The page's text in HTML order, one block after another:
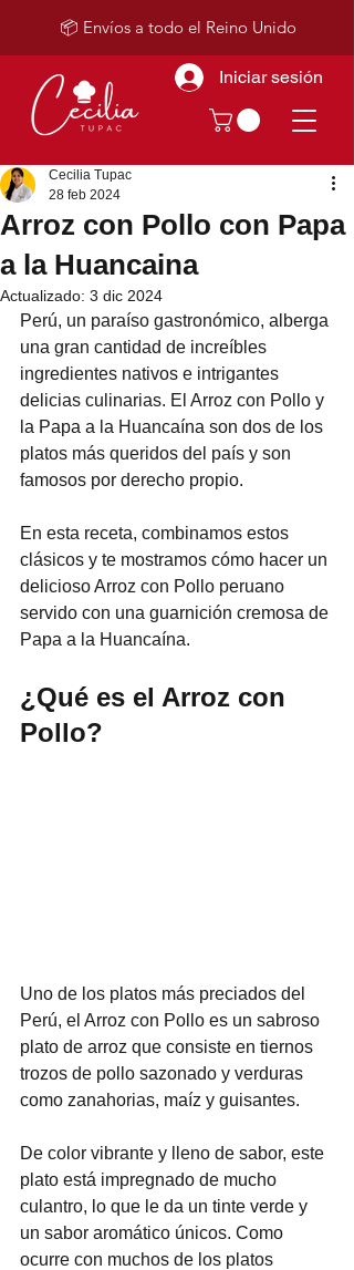
Iniciar sesión
📦 Envíos a todo el Reino Unido
Arroz con Pollo con Papa
a la Huancaina
Cecilia Tupac
28 feb 2024
Actualizado: 3 dic 2024
Perú, un paraíso gastronómico, alberga
una gran cantidad de increíbles
ingredientes nativos e intrigantes
delicias culinarias. El Arroz con Pollo y
la Papa a la Huancaína son dos de los
platos más queridos del país y son
famosos por derecho propio.
En esta receta, combinamos estos
clásicos y te mostramos cómo hacer un
delicioso Arroz con Pollo peruano
servido con una guarnición cremosa de
Papa a la Huancaína.
¿Qué es el Arroz con
Pollo?
Uno de los platos más preciados del
Perú, el Arroz con Pollo es un sabroso
plato de arroz que consiste en tiernos
trozos de pollo sazonado y verduras
como zanahorias, maíz y guisantes.
De color vibrante y lleno de sabor, este
plato está impregnado de mucho
culantro, lo que le da un tinte verde y
un sabor aromático únicos. Como
ocurre con muchos de los platos